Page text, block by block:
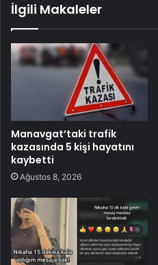
İlgili Makaleler
Manavgat’taki trafik
kazasında 5 kişi hayatını
kaybetti
Ağustos 8, 2026